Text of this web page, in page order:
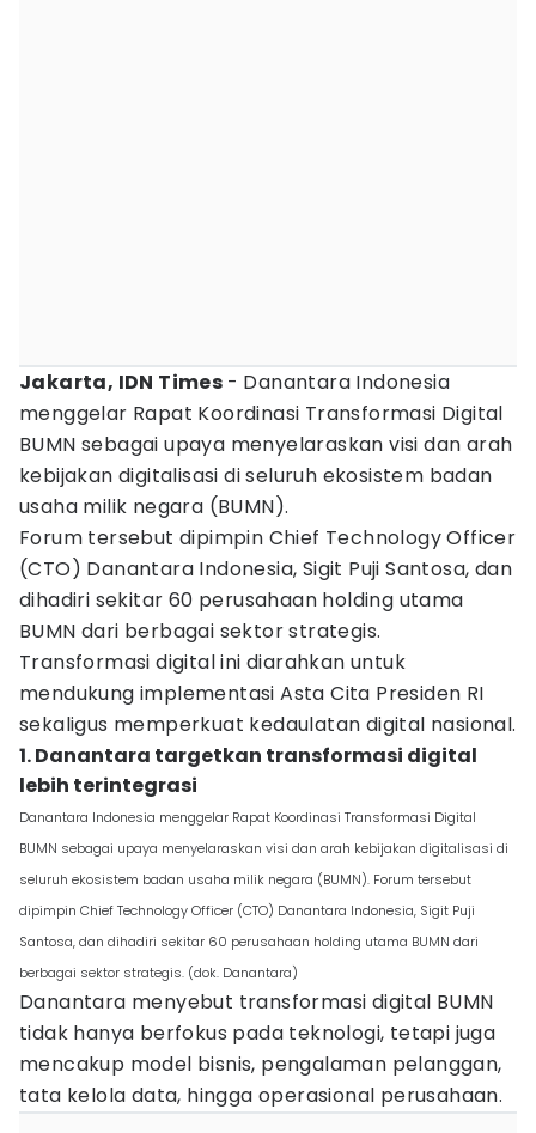
Jakarta, IDN Times - Danantara Indonesia
menggelar Rapat Koordinasi Transformasi Digital
BUMN sebagai upaya menyelaraskan visi dan arah
kebijakan digitalisasi di seluruh ekosistem badan
usaha milik negara (BUMN).
Forum tersebut dipimpin Chief Technology Officer
(CTO) Danantara Indonesia, Sigit Puji Santosa, dan
dihadiri sekitar 60 perusahaan holding utama
BUMN dari berbagai sektor strategis.
Transformasi digital ini diarahkan untuk
mendukung implementasi Asta Cita Presiden RI
sekaligus memperkuat kedaulatan digital nasional.
1. Danantara targetkan transformasi digital
lebih terintegrasi
Danantara Indonesia menggelar Rapat Koordinasi Transformasi Digital
BUMN sebagai upaya menyelaraskan visi dan arah kebijakan digitalisasi di
seluruh ekosistem badan usaha milik negara (BUMN). Forum tersebut
dipimpin Chief Technology Officer (CTO) Danantara Indonesia, Sigit Puji
Santosa, dan dihadiri sekitar 60 perusahaan holding utama BUMN dari
berbagai sektor strategis. (dok. Danantara)
Danantara menyebut transformasi digital BUMN
tidak hanya berfokus pada teknologi, tetapi juga
mencakup model bisnis, pengalaman pelanggan,
tata kelola data, hingga operasional perusahaan.